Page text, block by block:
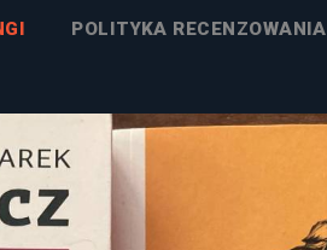
POLITYKA RECENZOWANIA